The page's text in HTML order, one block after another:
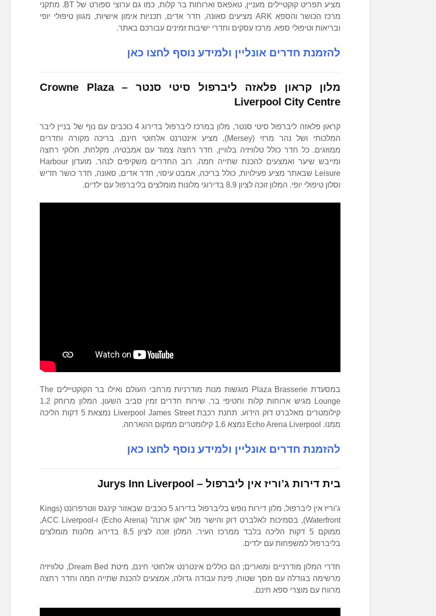
מציע תפריט קוקטיילים מעניין, טאפאס וארוחות בר קלות, כמו גם ערוצי ספורט של BT. מתקני
מרכז הכושר והספא ARK מציעים סאונה, חדר אדים, תכניות אימון אישיות, מגוון טיפולי יופי
ובריאות וטיפולי ספא. מרכז עסקים וחדרי ישיבות זמינים עבורכם באתר.
להזמנת חדרים אונליין ולמידע נוסף לחצו כאן
מלון קראון פלאזה ליברפול סיטי סנטר –Crowne Plaza
Liverpool City Centre
קראון פלאזה ליברפול סיטי סנטר, מלון במרכז ליברפול בדירוג 4 כוכבים עם נוף של בניין ליבר
המלכותי ושל נהר מרזי (Mersey), מציע אינטרנט אלחוטי חינם, בריכה מקורה וחדרים
ממוזגים. כל חדר כולל טלוויזיה בלוויין, חדר רחצה צמוד עם אמבטיה, מקלחת, חלוקי רחצה
ומייבש שיער ואמצעים להכנת שתייה חמה. רוב החדרים משקיפים לנהר. מועדון Harbour
Leisure שבאתר מציע פעילויות, כולל בריכה, אמבט עיסוי, חדר אדים, סאונה, חדר כושר חדיש
וסלון טיפולי יופי. המלון זוכה לציון 8.9 בדירוגי מלונות מומלצים בליברפול עם ילדים.
במסעדת Plaza Brasserie מוגשות מנות מודרניות מרחבי העולם ואילו בר הקוקטיילים The
Lounge מגיש ארוחות קלות וחטיפי בר. שירות חדרים זמין סביב השעון. המלון מרוחק 1.2
קילומטרים מאלברט דוק הידוע. תחנת רכבת Liverpool James Street נמצאת 5 דקות הליכה
ממנו. Echo Arena Liverpool נמצא 1.6 קילומטרים ממקום ההארחה.
להזמנת חדרים אונליין ולמידע נוסף לחצו כאן
בית דירות ג’וריז אין ליברפול – Jurys Inn Liverpool
ג’וריז אין ליברפול, מלון דירות נופש בליברפול בדירוג 5 כוכבים שבאזור קינגס ווטרפרונט (Kings
Waterfront), בסמיכות לאלברט דוק והישר מול “אקו ארנה” (Echo Arena) ו-ACC Liverpool,
ממוקם 5 דקות הליכה בלבד ממרכז העיר. המלון זוכה לציון 8.5 בדירוג מלונות מומלצים
בליברפול למשפחות עם ילדים.
חדרי המלון מודרניים ומוארים; הם כוללים אינטרנט אלחוטי חינם, מיטת Dream Bed, טלוויזיה
מרשימה בגודלה עם מסך שטוח, פינת עבודה גדולה, אמצעים להכנת שתייה חמה וחדר רחצה
מרווח עם מוצרי ספא חינם.